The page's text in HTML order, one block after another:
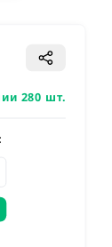
280 шт.